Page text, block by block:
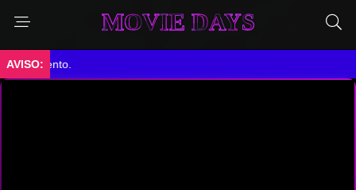
MOVIE DAYS